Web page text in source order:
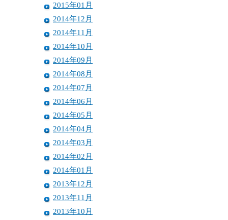
2015年01月
2014年12月
2014年11月
2014年10月
2014年09月
2014年08月
2014年07月
2014年06月
2014年05月
2014年04月
2014年03月
2014年02月
2014年01月
2013年12月
2013年11月
2013年10月